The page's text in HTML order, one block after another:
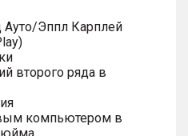
Эппл Карплей
второго ряда в
компьютером в